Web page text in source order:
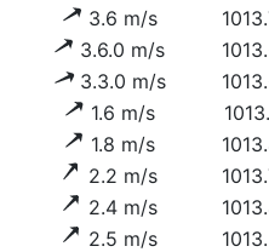
3.6 m/s
3.6.0 m/s
3.3.0 m/s
1.6 m/s
1.8 m/s
2.2 m/s
2.4 m/s
2.5 m/s